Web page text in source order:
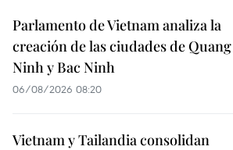
Parlamento de Vietnam analiza la
creación de las ciudades de Quang
Ninh y Bac Ninh
06/08/2026 08:20
Vietnam y Tailandia consolidan